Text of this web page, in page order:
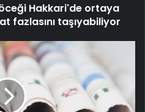
Hakkari'de ortaya
fazlasını taşıyabiliyor